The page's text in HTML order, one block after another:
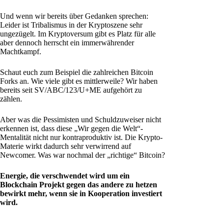
Und wenn wir bereits über Gedanken sprechen:
Leider ist Tribalismus in der Kryptoszene sehr
ungezügelt. Im Kryptoversum gibt es Platz für alle
aber dennoch herrscht ein immerwährender
Machtkampf.
Schaut euch zum Beispiel die zahlreichen Bitcoin
Forks an. Wie viele gibt es mittlerweile? Wir haben
bereits seit SV/ABC/123/U+ME aufgehört zu
zählen.
Aber was die Pessimisten und Schuldzuweiser nicht
erkennen ist, dass diese „Wir gegen die Welt“-
Mentalität nicht nur kontraproduktiv ist. Die Krypto-
Materie wirkt dadurch sehr verwirrend auf
Newcomer. Was war nochmal der „richtige“ Bitcoin?
Energie, die verschwendet wird um ein
Blockchain Projekt gegen das andere zu hetzen
bewirkt mehr, wenn sie in Kooperation investiert
wird.